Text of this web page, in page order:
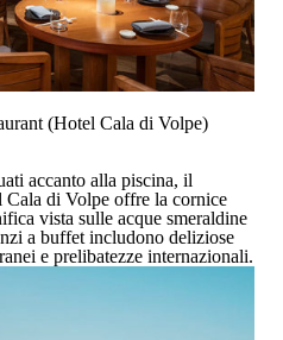
(Hotel Cala di Volpe)
accanto alla piscina, il
Cala di Volpe offre la cornice
vista sulle acque smeraldine
a buffet includono deliziose
e prelibatezze internazionali.